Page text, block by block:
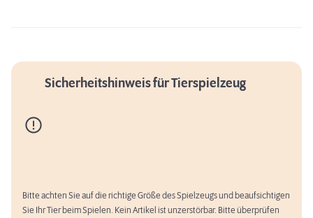
Sicherheitshinweis für Tierspielzeug
Bitte achten Sie auf die richtige Größe des Spielzeugs und beaufsichtigen
Sie Ihr Tier beim Spielen. Kein Artikel ist unzerstörbar. Bitte überprüfen